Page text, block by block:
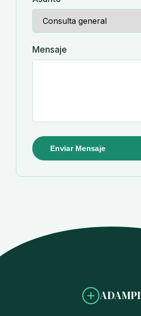
Mensaje
Enviar Mensaje
ADAMPI